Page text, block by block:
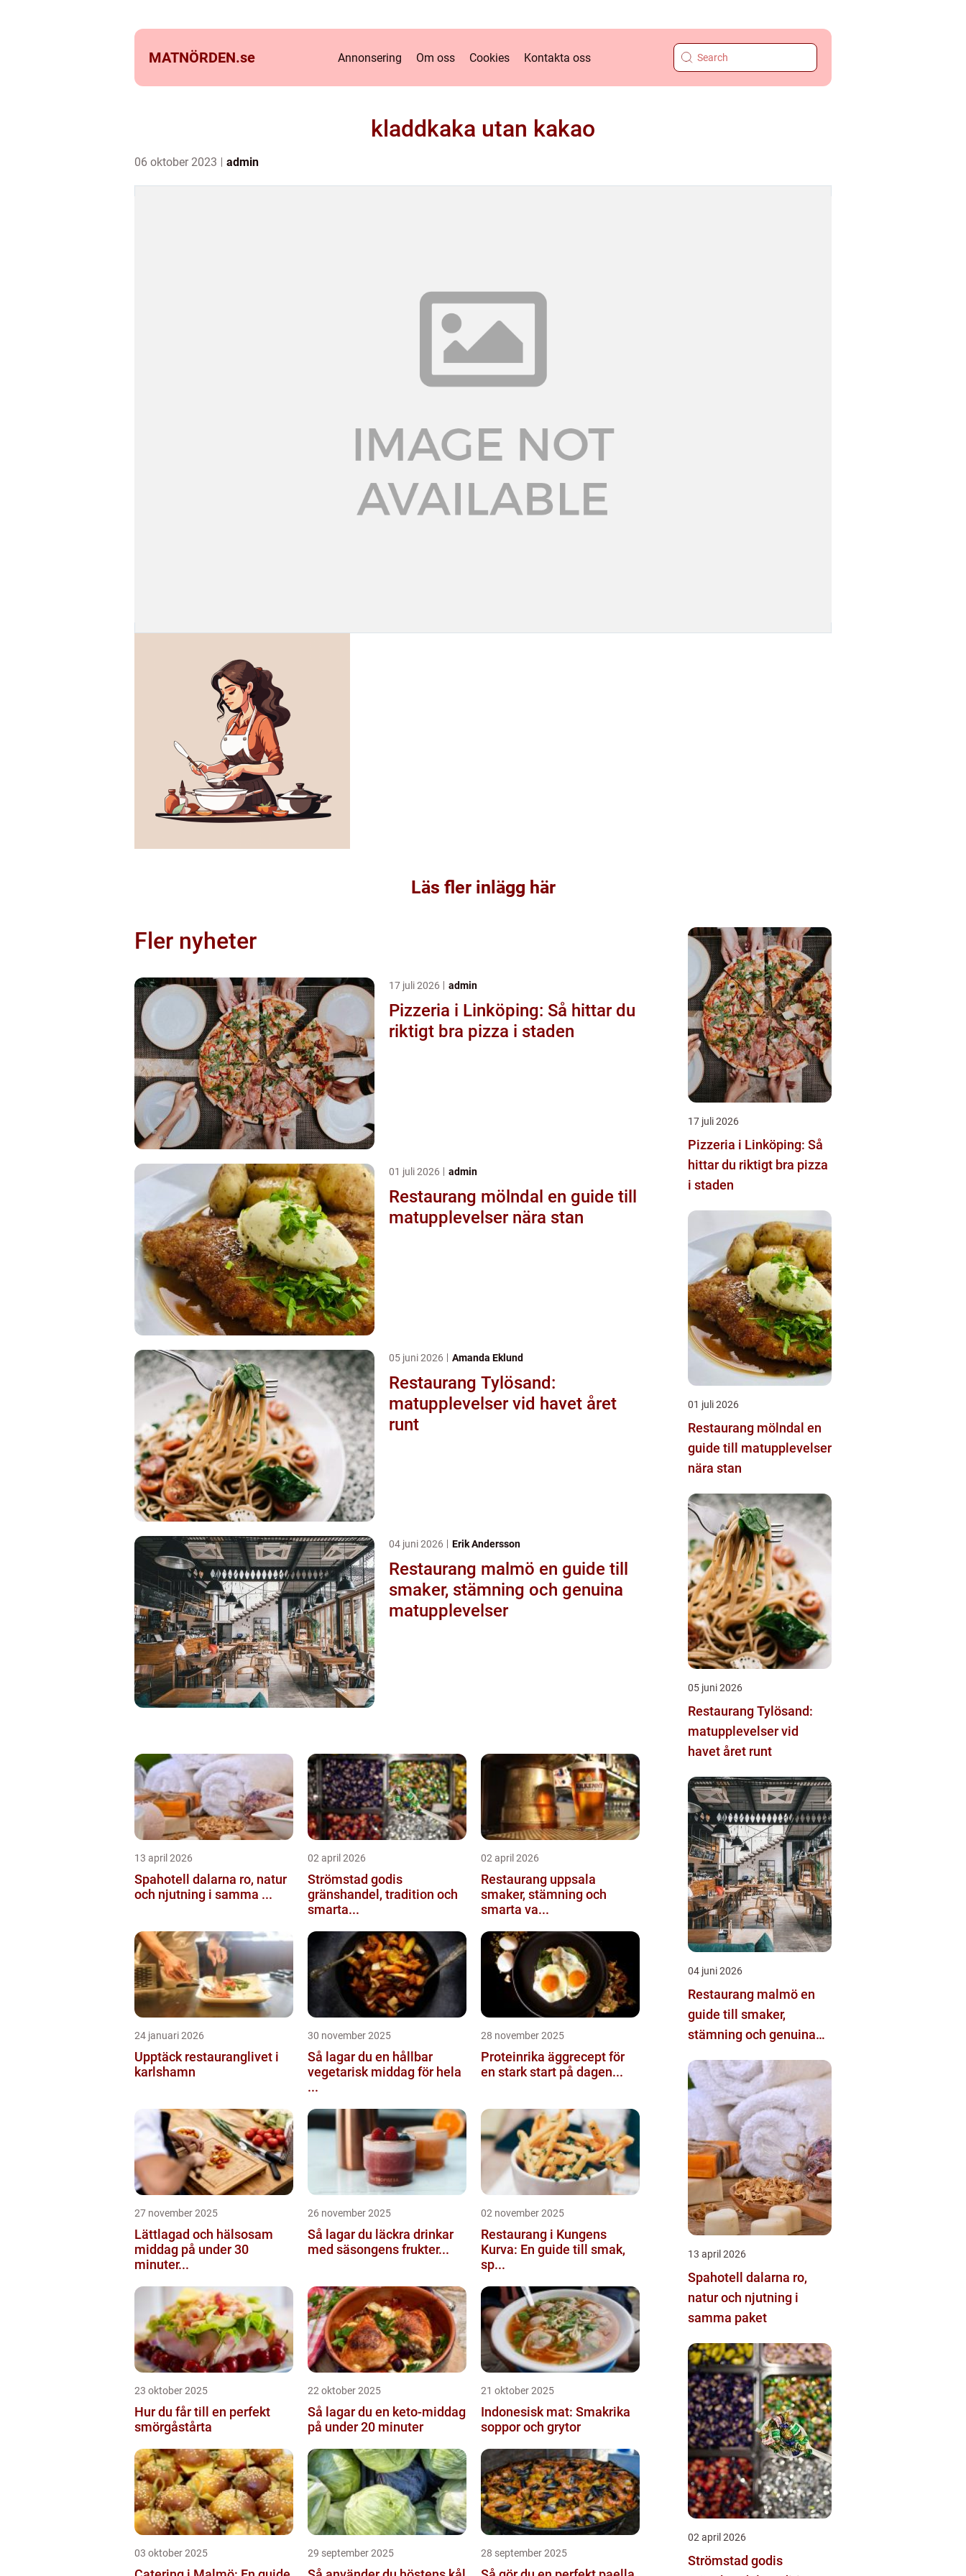
MATNÖRDEN.se Annonsering Om oss Cookies Kontakta oss
kladdkaka utan kakao
06 oktober 2023 admin
Läs fler inlägg här
Fler nyheter
17 juli 2026 admin
Pizzeria i Linköping: Så hittar du
riktigt bra pizza i staden
01 juli 2026 admin
Restaurang mölndal en guide till
matupplevelser nära stan
05 juni 2026 Amanda Eklund
Restaurang Tylösand:
matupplevelser vid havet året
runt
04 juni 2026 Erik Andersson
Restaurang malmö en guide till
smaker, stämning och genuina
matupplevelser
13 april 2026
Spahotell dalarna ro, natur
och njutning i samma ...
02 april 2026
Strömstad godis
gränshandel, tradition och
smarta...
02 april 2026
Restaurang uppsala
smaker, stämning och
smarta va...
24 januari 2026
Upptäck restauranglivet i
karlshamn
30 november 2025
Så lagar du en hållbar
vegetarisk middag för hela
...
28 november 2025
Proteinrika äggrecept för
en stark start på dagen...
27 november 2025
Lättlagad och hälsosam
middag på under 30
minuter...
26 november 2025
Så lagar du läckra drinkar
med säsongens frukter...
02 november 2025
Restaurang i Kungens
Kurva: En guide till smak,
sp...
23 oktober 2025
Hur du får till en perfekt
smörgåstårta
22 oktober 2025
Så lagar du en keto-middag
på under 20 minuter
21 oktober 2025
Indonesisk mat: Smakrika
soppor och grytor
03 oktober 2025 29 september 2025 28 september 2025
17 juli 2026
Pizzeria i Linköping: Så
hittar du riktigt bra pizza
i staden
01 juli 2026
Restaurang mölndal en
guide till matupplevelser
nära stan
05 juni 2026
Restaurang Tylösand:
matupplevelser vid
havet året runt
04 juni 2026
Restaurang malmö en
guide till smaker,
stämning och genuina
13 april 2026
Spahotell dalarna ro,
natur och njutning i
samma paket
02 april 2026
Strömstad godis